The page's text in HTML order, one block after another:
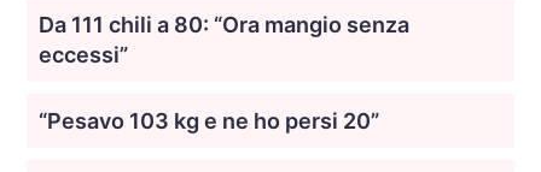
Da 111 chili a 80: “Ora mangio senza
eccessi”
“Pesavo 103 kg e ne ho persi 20”